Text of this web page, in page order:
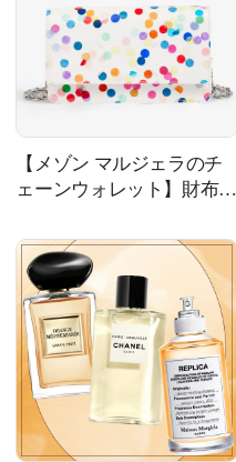
【メゾン マルジェラのチ
ェーンウォレット】財布以
けるならこれ